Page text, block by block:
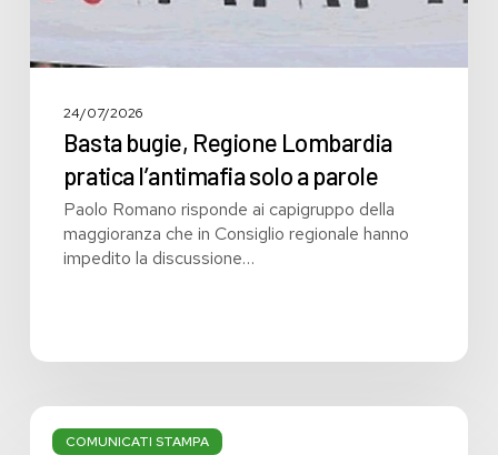
24/07/2026
Basta bugie, Regione Lombardia
pratica l’antimafia solo a parole
Paolo Romano risponde ai capigruppo della
maggioranza che in Consiglio regionale hanno
impedito la discussione…
COMUNICATI STAMPA
Bilancio:
troppi